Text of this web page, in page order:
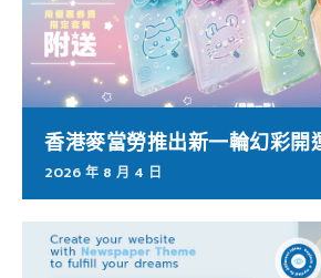
香港麥當勞推出新一輪幻彩開
2026 年 8 月 4 日